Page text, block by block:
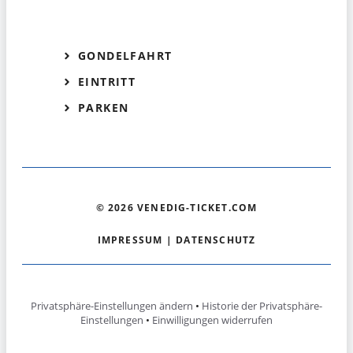
GONDELFAHRT
EINTRITT
PARKEN
© 2026 VENEDIG-TICKET.COM
IMPRESSUM | DATENSCHUTZ
Privatsphäre-Einstellungen ändern • Historie der Privatsphäre-
Einstellungen • Einwilligungen widerrufen